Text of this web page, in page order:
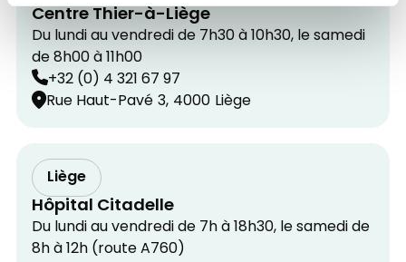
Centre Thier-à-Liège
Du lundi au vendredi de 7h30 à 10h30, le samedi
de 8h00 à 11h00
+32 (0) 4 321 67 97
Rue Haut-Pavé 3, 4000 Liège
Liège
Hôpital Citadelle
Du lundi au vendredi de 7h à 18h30, le samedi de
8h à 12h (route A760)